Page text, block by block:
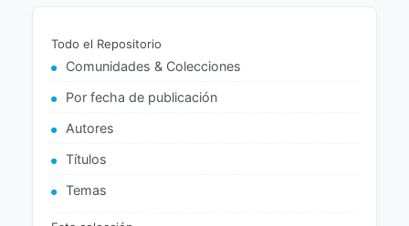
Todo el Repositorio
Comunidades & Colecciones
Por fecha de publicación
Autores
Títulos
Temas